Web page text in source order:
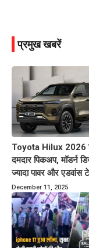
प्रमुख खबरें
Toyota Hilux 2026
दमदार पिकअप, मॉडर्न
ज्यादा पावर और एडवांस
के साथ बाजार में करेगा
December 11, 2025